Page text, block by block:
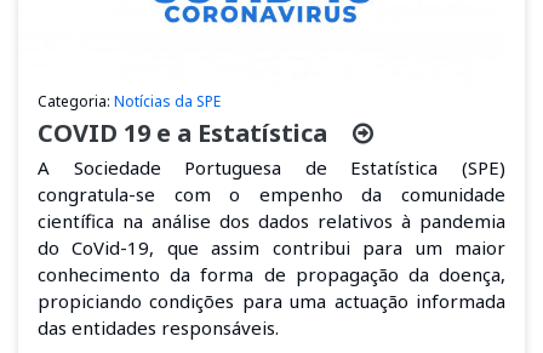
Categoria: Notícias da SPE
COVID 19 e a Estatística
A Sociedade Portuguesa de Estatística (SPE)
congratula-se com o empenho da comunidade
científica na análise dos dados relativos à pandemia
do CoVid-19, que assim contribui para um maior
conhecimento da forma de propagação da doença,
propiciando condições para uma actuação informada
das entidades responsáveis.